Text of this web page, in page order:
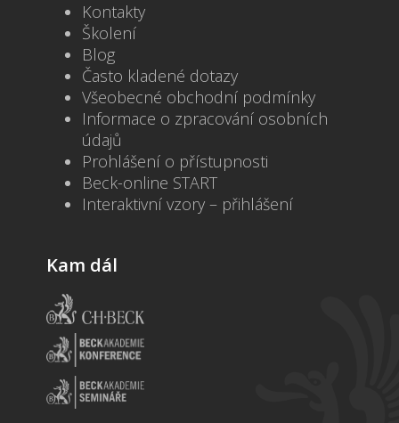
Kontakty
Školení
Blog
Často kladené dotazy
Všeobecné obchodní podmínky
Informace o zpracování osobních
údajů
Prohlášení o přístupnosti
Beck-online START
Interaktivní vzory – přihlášení
Kam dál